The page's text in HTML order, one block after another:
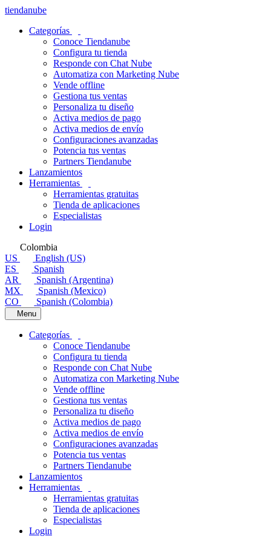
tiendanube
Categorías
Conoce Tiendanube
Configura tu tienda
Responde con Chat Nube
Automatiza con Marketing Nube
Vende offline
Gestiona tus ventas
Personaliza tu diseño
Activa medios de pago
Activa medios de envío
Configuraciones avanzadas
Potencia tus ventas
Partners Tiendanube
Lanzamientos
Herramientas
Herramientas gratuitas
Tienda de aplicaciones
Especialistas
Login
Colombia
US
English (US)
ES
Spanish
AR
Spanish (Argentina)
MX
Spanish (Mexico)
CO
Spanish (Colombia)
Menu
Categorías
Conoce Tiendanube
Configura tu tienda
Responde con Chat Nube
Automatiza con Marketing Nube
Vende offline
Gestiona tus ventas
Personaliza tu diseño
Activa medios de pago
Activa medios de envío
Configuraciones avanzadas
Potencia tus ventas
Partners Tiendanube
Lanzamientos
Herramientas
Herramientas gratuitas
Tienda de aplicaciones
Especialistas
Login